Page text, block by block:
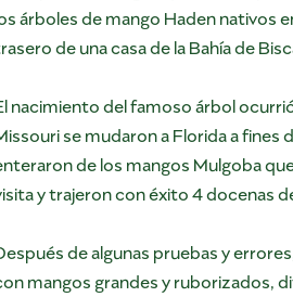
árboles de mango Haden nativos
de una casa de la Bahía de
nacimiento del famoso árbol
se mudaron a Florida a fines
de los mangos Mulgoba
y trajeron con éxito 4 docenas
de algunas pruebas y
mangos grandes y ruborizados,